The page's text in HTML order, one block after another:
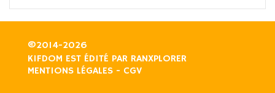
©2014-2026
KIFDOM EST ÉDITÉ PAR RANXPLORER
MENTIONS LÉGALES - CGV